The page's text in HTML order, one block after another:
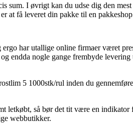
sum. I øvrigt kan du udse dig den mest
at få leveret din pakke til en
har utallige online firmaer været
endda nogle gange frembyde levering
5 1000stk/rul inden du
letkøbt, så bør det tit være en indikator
webbutikker.